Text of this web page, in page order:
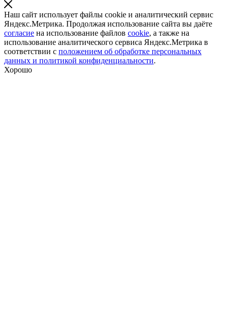
Наш сайт использует файлы cookie и аналитический сервис
Яндекс.Метрика. Продолжая использование сайта вы даёте
согласие на использование файлов cookie, а также на
использование аналитического сервиса Яндекс.Метрика в
соответствии с положением об обработке персональных
данных и политикой конфиденциальности.
Хорошо